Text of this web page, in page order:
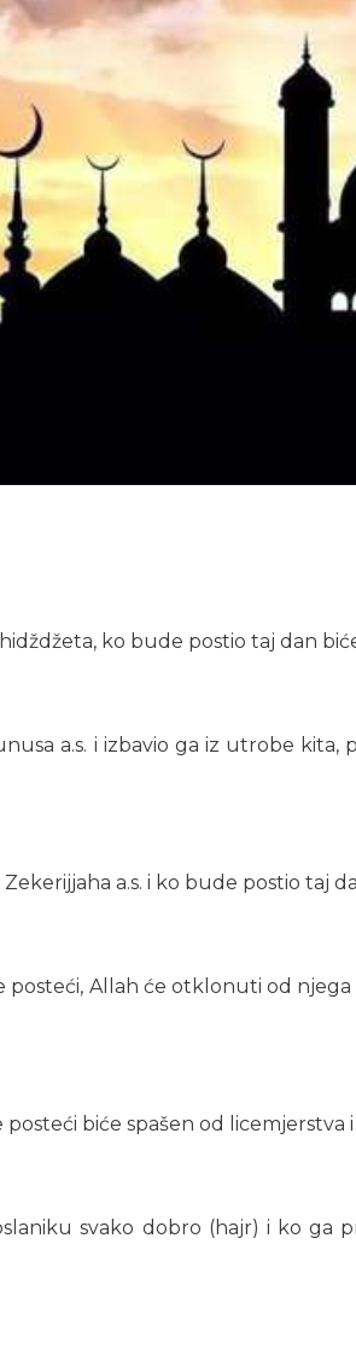
ko bude postio taj dan
a.s. i izbavio ga iz utrobe
a.s. i ko bude postio taj
posteći, Allah će otklonuti od
biće spašen od
svako dobro (hajr) i ko ga